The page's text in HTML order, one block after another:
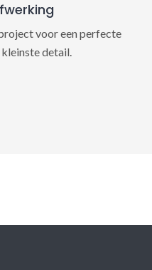
voor een perfecte
detail.